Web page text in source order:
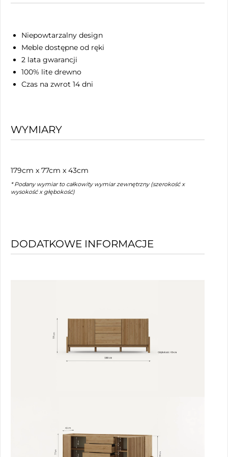
Niepowtarzalny design
Meble dostępne od ręki
2 lata gwarancji
100% lite drewno
Czas na zwrot 14 dni
WYMIARY
179cm x 77cm x 43cm
* Podany wymiar to całkowity wymiar zewnętrzny (szerokość x
wysokość x głębokość)
DODATKOWE INFORMACJE